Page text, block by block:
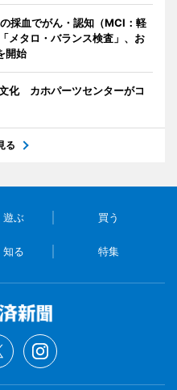
採血でがん・認知（MCI：軽
メタロ・バランス検査」、お
開始
化 カホパーツセンターがコ
る
遊ぶ 買う
知る 特集